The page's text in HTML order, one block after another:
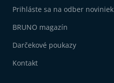
Prihláste sa na odber noviniek
BRUNO magazín
Darčekové poukazy
Kontakt